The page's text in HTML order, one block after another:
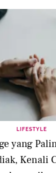
LIFESTYLE
yang
Kenali